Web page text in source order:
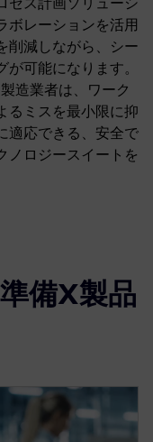
ボレーションを活用
削減しながら、シー
可能になります。
造業者は、ワーク
るミスを最小限に抑
適応できる、安全で
ノロジースイートを
備X製品